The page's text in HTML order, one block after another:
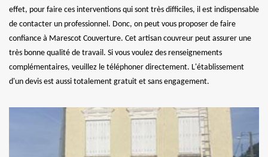
effet, pour faire ces interventions qui sont très difficiles, il est indispensable
de contacter un professionnel. Donc, on peut vous proposer de faire
confiance à Marescot Couverture. Cet artisan couvreur peut assurer une
très bonne qualité de travail. Si vous voulez des renseignements
complémentaires, veuillez le téléphoner directement. L'établissement
d'un devis est aussi totalement gratuit et sans engagement.